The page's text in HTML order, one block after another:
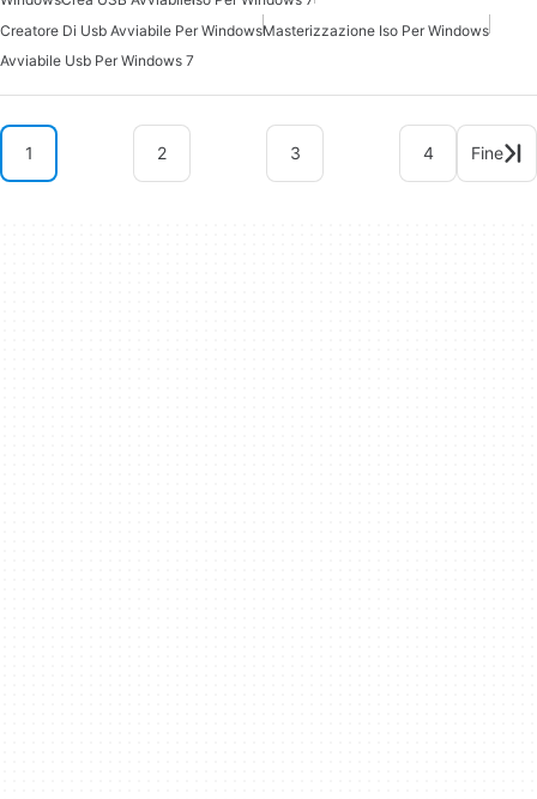
Creatore Di Usb Avviabile Per WindowsMasterizzazione Iso Per Windows
Avviabile Usb Per Windows 7
1 2 3 4 Fine